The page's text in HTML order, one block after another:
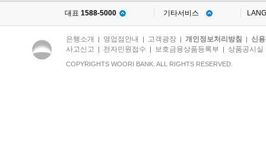
대표 1588-5000 기타서비스
은행소개 | 영업점안내 | 고객광장 | 개인정보처리방침 | 신
사고신고 | 전자민원접수 | 보호금융상품등록부 | 상품공시실
COPYRIGHTS WOORI BANK. ALL RIGHTS RESERVED.